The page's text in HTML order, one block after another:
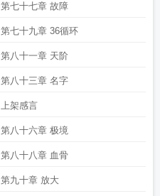
第七十七章 故障
第七十九章 36循环
第八十一章 天阶
第八十三章 名字
上架感言
第八十六章 极境
第八十八章 血骨
第九十章 放大